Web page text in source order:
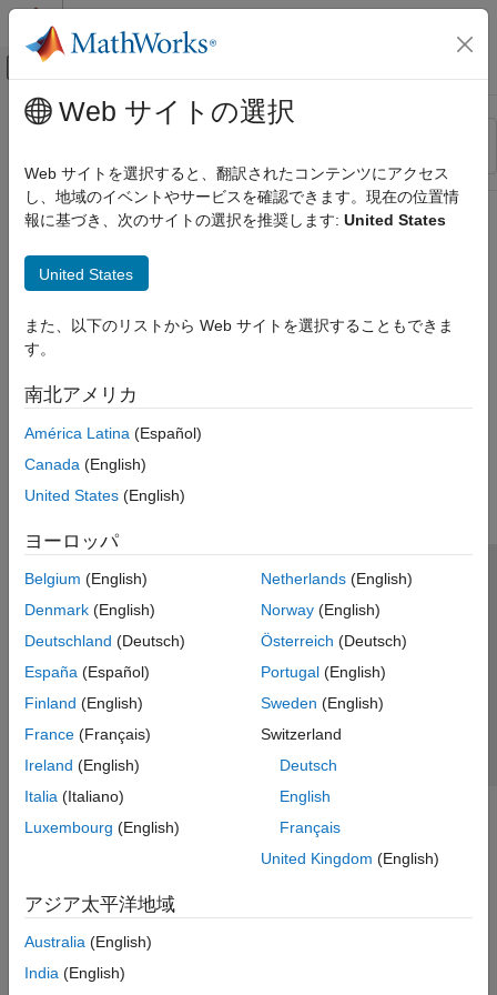
コンテンツへスキップ
オフキャンバス ナビゲーション メ
リソース
ステータス
メインコンテンツ
Web サイトの選択
Web サイトを選択すると、翻訳されたコンテンツにアクセス
し、地域のイベントやサービスを確認できます。現在の位置情
報に基づき、次のサイトの選択を推奨します: United States
United States
また、以下のリストから Web サイトを選択することもできま
す。
南北アメリカ
América Latina (Español)
Canada (English)
United States (English)
ヨーロッパ
Belgium (English)
Denmark (English)
Deutschland (Deutsch)
España (Español)
Finland (English)
France (Français)
Ireland (English)
Italia (Italiano)
Luxembourg (English)
Netherlands(English)
Norway(English)
Österreich (Deutsch)
Portugal(English)
Sweden (English)
Switzerland
Deutsch
English
Français
United Kingdom (English)
アジア太平洋地域
Australia (English)
India (English)
トラストセンター
プライバシー ポリシー
違法コピー防止
アプリケーション ステータス
© 1994-2026 The MathWorks, Inc.